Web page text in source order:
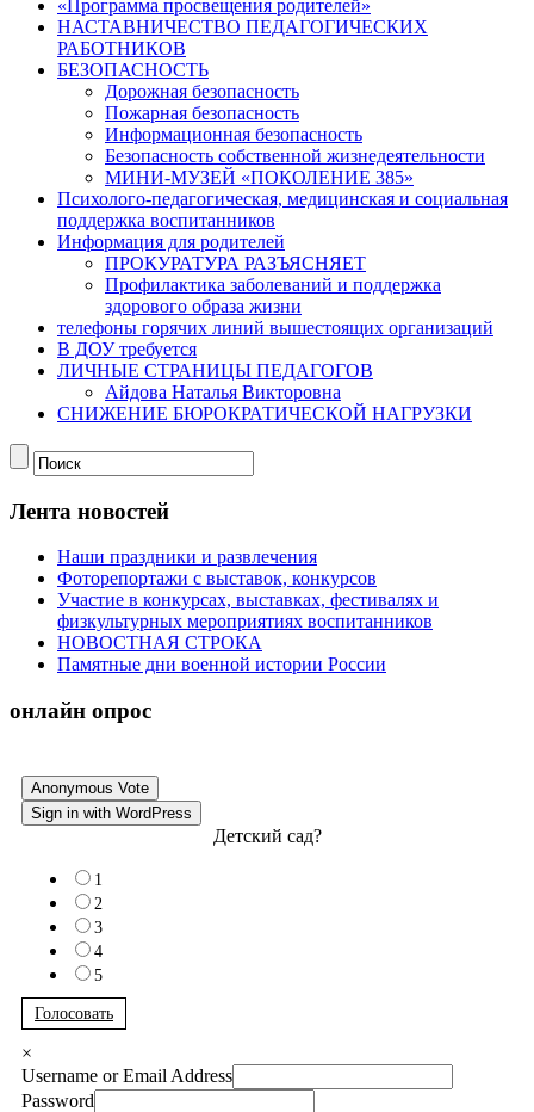
«Программа просвещения родителей»
НАСТАВНИЧЕСТВО ПЕДАГОГИЧЕСКИХ
РАБОТНИКОВ
БЕЗОПАСНОСТЬ
Дорожная безопасность
Пожарная безопасность
Информационная безопасность
Безопасность собственной жизнедеятельности
МИНИ-МУЗЕЙ «ПОКОЛЕНИЕ 385»
Психолого-педагогическая, медицинская и социальная
поддержка воспитанников
Информация для родителей
ПРОКУРАТУРА РАЗЪЯСНЯЕТ
Профилактика заболеваний и поддержка
здорового образа жизни
телефоны горячих линий вышестоящих организаций
В ДОУ требуется
ЛИЧНЫЕ СТРАНИЦЫ ПЕДАГОГОВ
Айдова Наталья Викторовна
СНИЖЕНИЕ БЮРОКРАТИЧЕСКОЙ НАГРУЗКИ
Лента новостей
Наши праздники и развлечения
Фоторепортажи с выставок, конкурсов
Участие в конкурсах, выставках, фестивалях и
физкультурных мероприятиях воспитанников
НОВОСТНАЯ СТРОКА
Памятные дни военной истории России
онлайн опрос
Anonymous Vote
Sign in with WordPress
Детский сад?
1
2
3
4
5
Голосовать
×
Username or Email Address
Password